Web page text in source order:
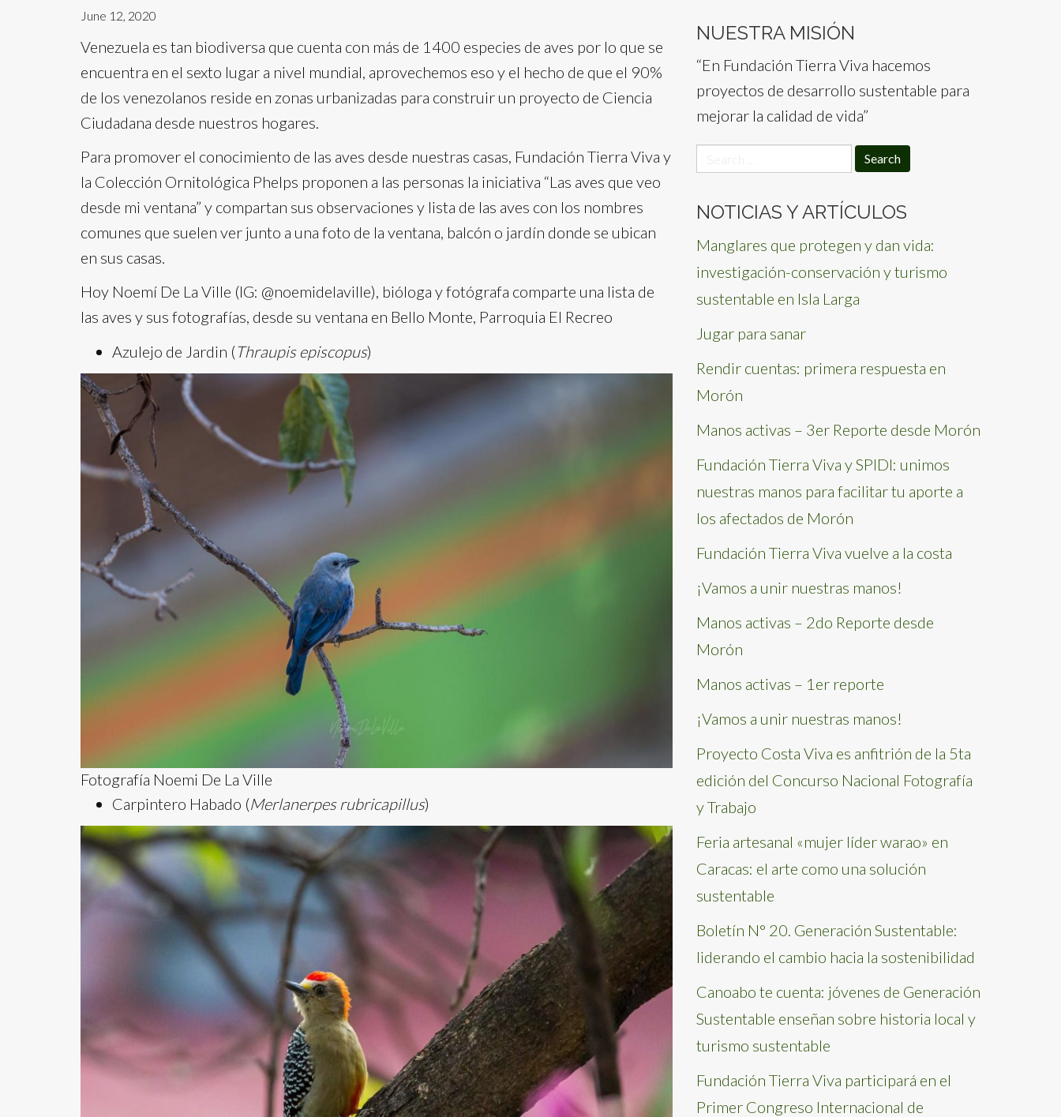
June 12, 2020
Venezuela es tan biodiversa que cuenta con más de 1400 especies de aves por lo que se
encuentra en el sexto lugar a nivel mundial, aprovechemos eso y el hecho de que el 90%
de los venezolanos reside en zonas urbanizadas para construir un proyecto de Ciencia
Ciudadana desde nuestros hogares.
Para promover el conocimiento de las aves desde nuestras casas, Fundación Tierra Viva y
la Colección Ornitológica Phelps proponen a las personas la iniciativa “Las aves que veo
desde mi ventana” y compartan sus observaciones y lista de las aves con los nombres
comunes que suelen ver junto a una foto de la ventana, balcón o jardín donde se ubican
en sus casas.
Hoy Noemí De La Ville (IG: @noemidelaville), bióloga y fotógrafa comparte una lista de
las aves y sus fotografías, desde su ventana en Bello Monte, Parroquia El Recreo
Azulejo de Jardin (Thraupis episcopus)
Fotografía Noemi De La Ville
Carpintero Habado (Merlanerpes rubricapillus)
NUESTRA MISIÓN
“En Fundación Tierra Viva hacemos
proyectos de desarrollo sustentable para
mejorar la calidad de vida”
for:
NOTICIAS Y ARTÍCULOS
Manglares que protegen y dan vida:
investigación-conservación y turismo
sustentable en Isla Larga
Jugar para sanar
Rendir cuentas: primera respuesta en
Morón
Manos activas – 3er Reporte desde Morón
Fundación Tierra Viva y SPIDI: unimos
nuestras manos para facilitar tu aporte a
los afectados de Morón
Fundación Tierra Viva vuelve a la costa
¡Vamos a unir nuestras manos!
Manos activas – 2do Reporte desde
Morón
Manos activas – 1er reporte
¡Vamos a unir nuestras manos!
Proyecto Costa Viva es anfitrión de la 5ta
edición del Concurso Nacional Fotografía
y Trabajo
Feria artesanal «mujer líder warao» en
Caracas: el arte como una solución
sustentable
Boletín N° 20. Generación Sustentable:
liderando el cambio hacia la sostenibilidad
Canoabo te cuenta: jóvenes de Generación
Sustentable enseñan sobre historia local y
turismo sustentable
Fundación Tierra Viva participará en el
Primer Congreso Internacional de